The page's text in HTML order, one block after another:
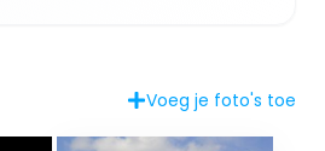
Voeg je foto's toe